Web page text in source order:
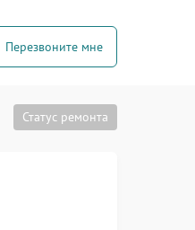
Перезвоните мне
Статус ремонта